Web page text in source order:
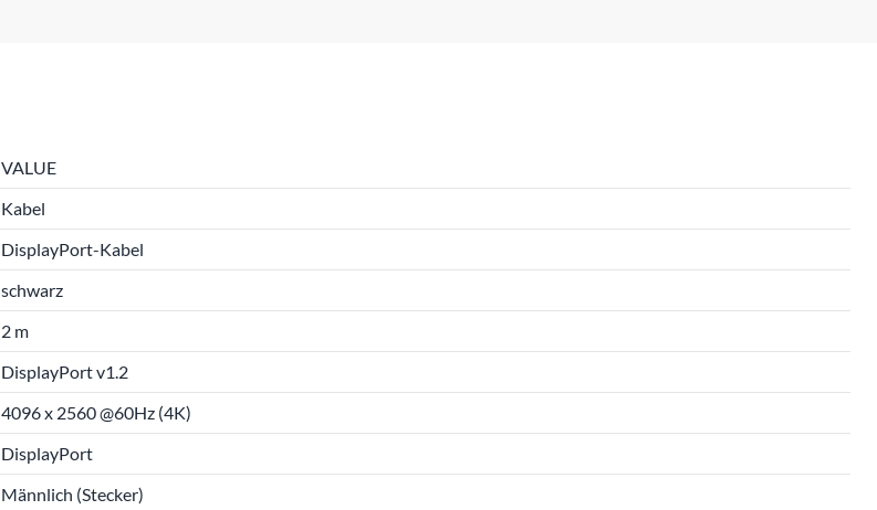
VALUE
Kabel
DisplayPort-Kabel
schwarz
2 m
DisplayPort v1.2
4096 x 2560 @60Hz (4K)
DisplayPort
Männlich (Stecker)